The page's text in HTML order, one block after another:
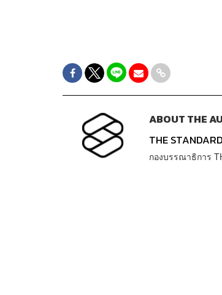
ABOUT THE
THE
กองบรรณาธิการ